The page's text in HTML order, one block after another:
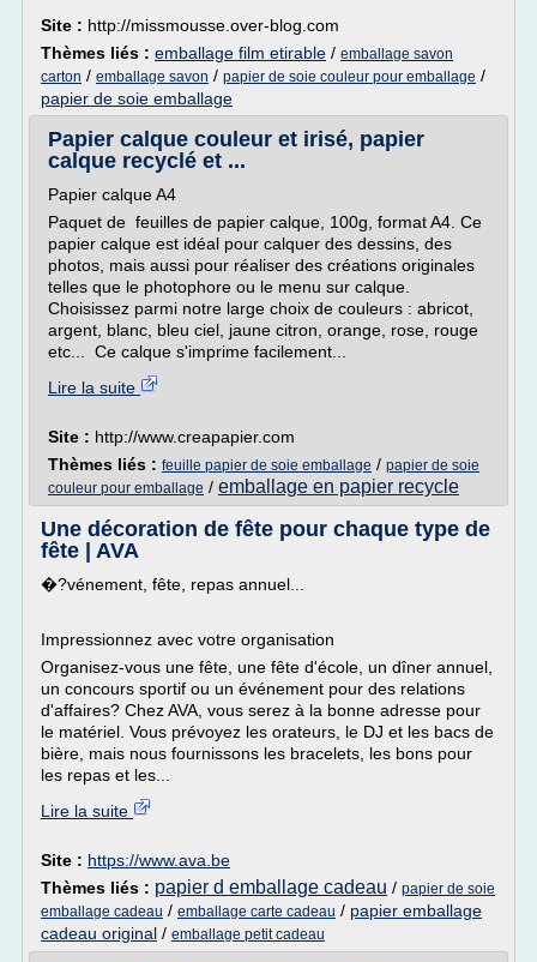
Site : http://missmousse.over-blog.com
Thèmes liés : emballage film etirable / emballage savon
carton / emballage savon / papier de soie couleur pour emballage /
papier de soie emballage
Papier calque couleur et irisé, papier
calque recyclé et ...
Papier calque A4
Paquet de feuilles de papier calque, 100g, format A4. Ce
papier calque est idéal pour calquer des dessins, des
photos, mais aussi pour réaliser des créations originales
telles que le photophore ou le menu sur calque.
Choisissez parmi notre large choix de couleurs : abricot,
argent, blanc, bleu ciel, jaune citron, orange, rose, rouge
etc... Ce calque s'imprime facilement...
Lire la suite
Site : http://www.creapapier.com
Thèmes liés : feuille papier de soie emballage / papier de soie
couleur pour emballage / emballage en papier recycle
Une décoration de fête pour chaque type de
fête | AVA
�?vénement, fête, repas annuel...
Impressionnez avec votre organisation
Organisez-vous une fête, une fête d'école, un dîner annuel,
un concours sportif ou un événement pour des relations
d'affaires? Chez AVA, vous serez à la bonne adresse pour
le matériel. Vous prévoyez les orateurs, le DJ et les bacs de
bière, mais nous fournissons les bracelets, les bons pour
les repas et les...
Lire la suite
Site : https://www.ava.be
Thèmes liés : papier d emballage cadeau / papier de soie
emballage cadeau / emballage carte cadeau / papier emballage
cadeau original / emballage petit cadeau